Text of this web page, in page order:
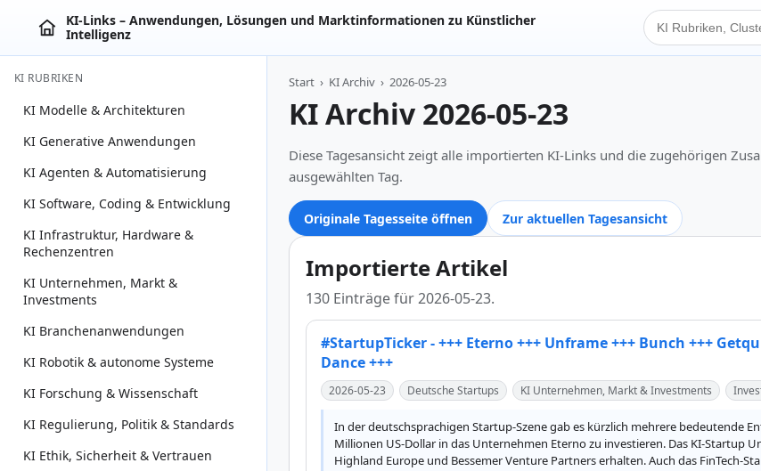
KI‑Links – Anwendungen, Lösungen und Marktinformationen zu Künstlicher
Intelligenz
KI Suche
KI RUBRIKEN
KI Modelle & Architekturen
KI Generative Anwendungen
KI Agenten & Automatisierung
KI Software, Coding & Entwicklung
KI Infrastruktur, Hardware &
Rechenzentren
KI Unternehmen, Markt &
Investments
KI Branchenanwendungen
KI Robotik & autonome Systeme
KI Forschung & Wissenschaft
KI Regulierung, Politik & Standards
KI Ethik, Sicherheit & Vertrauen
Start › KI Archiv › 2026-05-23
KI Archiv 2026-05-23
Diese Tagesansicht zeigt alle importierten KI-Links und die zugehörigen
ausgewählten Tag.
Originale Tagesseite öffnen Zur aktuellen Tagesansicht
Importierte Artikel
130 Einträge für 2026-05-23.
#StartupTicker - +++ Eterno +++ Unframe +++ Bunch +++
Dance +++
2026-05-23 Deutsche Startups KI Unternehmen, Markt & Investments
In der deutschsprachigen Startup-Szene gab es kürzlich mehrere bedeutende
Millionen US-Dollar in das Unternehmen Eterno zu investieren. Das KI-Startup
Highland Europe und Bessemer Venture Partners erhalten. Auch das FinTech-